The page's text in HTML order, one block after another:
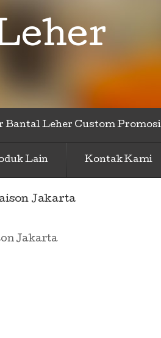
Bantal Leher Custom Promosi
Lain Kontak Kami
Jakarta
Jakarta